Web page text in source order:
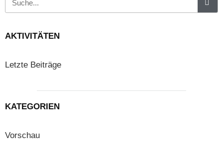
AKTIVITÄTEN
Letzte Beiträge
KATEGORIEN
Vorschau